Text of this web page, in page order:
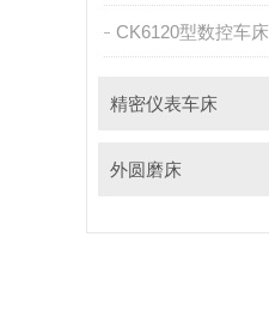
CK6120型数控车床
精密仪表车床
外圆磨床